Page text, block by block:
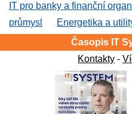
IT pro banky a finanční
průmysl
Energetika a
Časopis IT
Kontakty -